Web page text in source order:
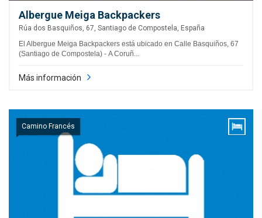
Albergue Meiga Backpackers
Rúa dos Basquiños, 67, Santiago de Compostela, España
El Albergue Meiga Backpackers está ubicado en Calle Basquiños, 67
(Santiago de Compostela) - A Coruñ...
Más información
Camino Francés